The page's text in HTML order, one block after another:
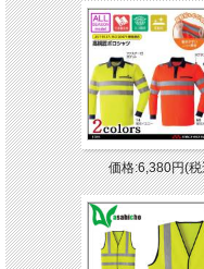
価格:6,380円(